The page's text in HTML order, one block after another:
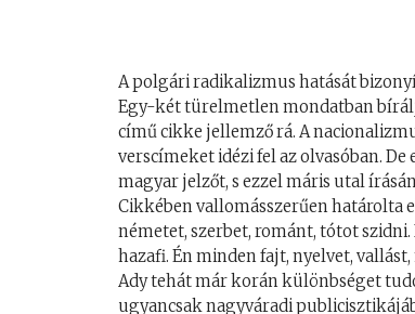
A polgári radikalizmus hatását
Egy-két türelmetlen mondatban
című cikke jellemző rá. A
verscímeket idézi fel az olvasóban.
magyar jelzőt, s ezzel máris utal
Cikkében vallomásszerűen határolta
németet, szerbet, románt, tótot
hazafi. Én minden fajt, nyelvet,
Ady tehát már korán különbséget
ugyancsak nagyváradi